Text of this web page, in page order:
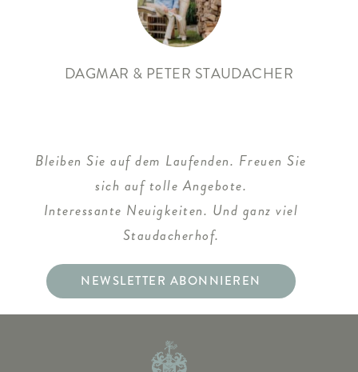
DAGMAR & PETER STAUDACHER
Bleiben Sie auf dem Laufenden. Freuen Sie
sich auf tolle Angebote.
Interessante Neuigkeiten. Und ganz viel
Staudacherhof.
NEWSLETTER ABONNIEREN